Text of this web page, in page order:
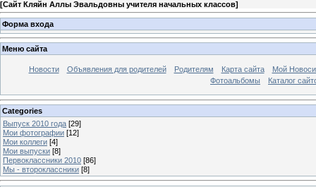
[Сайт Кляйн Аллы Эвальдовны учителя начальных классов]
Форма входа
Меню сайта
Новости Объявления для родителей Родителям Карта сайта
Мой
Фотоальбомы
Каталог
Categories
Выпуск 2010 года [29]
Мои фотографии [12]
Мои коллеги [4]
Мои выпуски [8]
Первоклассники 2010 [86]
Мы - второклассники [8]